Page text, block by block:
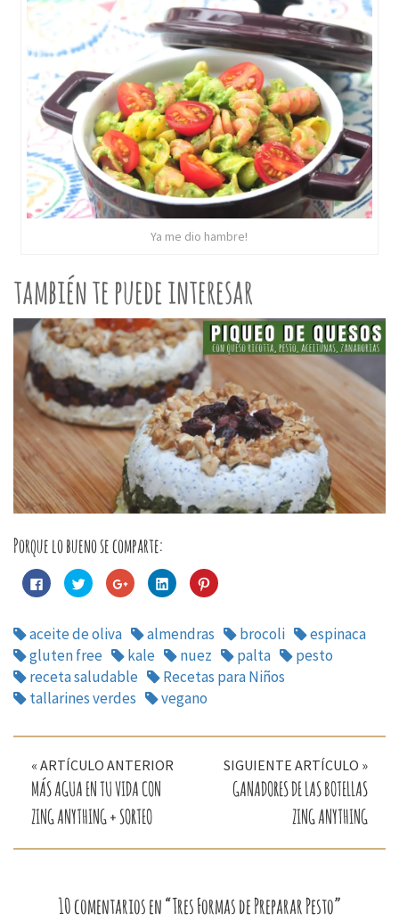
Ya me dio hambre!
también te puede interesar
Porque lo bueno se comparte:
Haz
clic
Facebook
(Se
abre
en
una
ventana
nueva)
Haz
clic
Twitter
(Se
abre
en
una
ventana
nueva)
Haz
clic
Google+
(Se
abre
en
una
ventana
nueva)
Haz
clic
LinkedIn
(Se
abre
en
una
ventana
nueva)
Haz
clic
Pinterest
(Se
abre
una
ventana
aceite de oliva almendras brocoli
espinaca
gluten free
kale nuez palta
pesto
receta saludable
Recetas para Niños
tallarines verdes
vegano
Navegación
entradas
« ARTÍCULO ANTERIOR
MÁS AGUA EN TU VIDA CON
ZING ANYTHING + SORTEO
SIGUIENTE ARTÍCULO »
GANADORES DE LAS BOTELLAS
ZING ANYTHING
10 comentarios en “Tres Formas de Preparar Pesto”